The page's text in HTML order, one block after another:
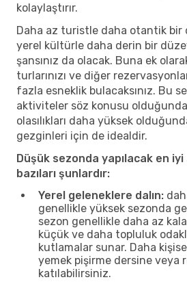
kolaylaştırır.
Daha az turistle daha otantik bir
yerel kültürle daha derin bir
şansınız da olacak. Buna ek
turlarınızı ve diğer
fazla esneklik bulacaksınız. Bu
aktiviteler söz konusu
olasılıkları daha yüksek
gezginleri için de idealdir.
Düşük sezonda yapılacak en
bazıları şunlardır:
Yerel geleneklere dalın:
genellikle yüksek sezonda
sezon genellikle daha az
küçük ve daha topluluk
kutlamalar sunar. Daha
yemek pişirme dersine veya
katılabilirsiniz.